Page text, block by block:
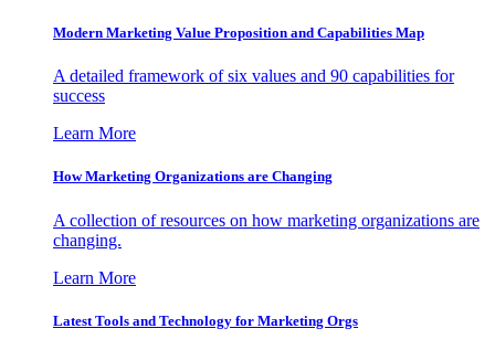
Modern Marketing Value Proposition and Capabilities Map
A detailed framework of six values and 90 capabilities for
success
Learn More
How Marketing Organizations are Changing
A collection of resources on how marketing organizations are
changing.
Learn More
Latest Tools and Technology for Marketing Orgs